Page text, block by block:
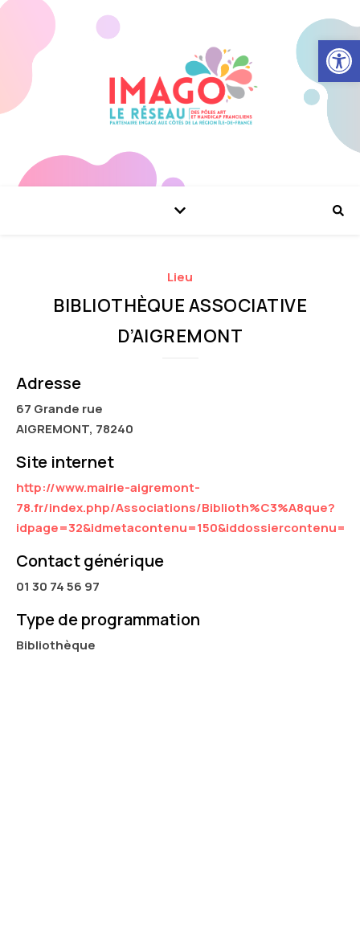
Ouvrir
Lieu
BIBLIOTHÈQUE ASSOCIATIVE
D’AIGREMONT
Adresse
67 Grande rue
AIGREMONT, 78240
Site internet
http://www.mairie-aigremont-
78.fr/index.php/Associations/Biblioth%C3%A8que?
idpage=32&idmetacontenu=150&iddossiercontenu=13
Contact générique
01 30 74 56 97
Type de programmation
Bibliothèque